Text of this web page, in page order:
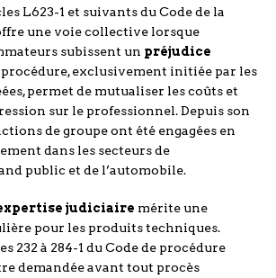
L623-1 et suivants du Code de la
une voie collective lorsque
subissent un préjudice
procédure, exclusivement initiée par les
permet de mutualiser les coûts et
sur le professionnel. Depuis son
de groupe ont été engagées en
dans les secteurs de
public et de l’automobile.
judiciaire mérite une
pour les produits techniques.
232 à 284-1 du Code de procédure
demandée avant tout procès